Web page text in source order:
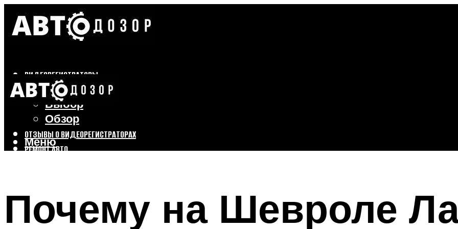
ВИДЕОРЕГИСТРАТОРЫ
Бренды
Выбор
Обзор
ОТЗЫВЫ О ВИДЕОРЕГИСТРАТОРАХ
РЕМОНТ АВТО
Меню
Меню
Почему на Шевроле